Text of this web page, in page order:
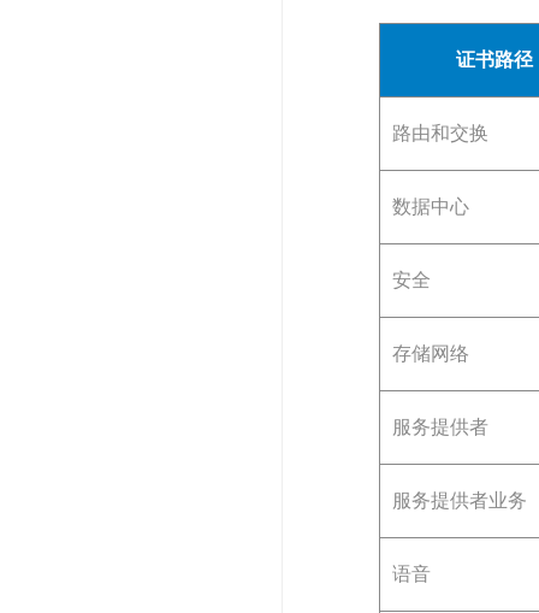
证书路径
路由和交换
数据中心
安全
存储网络
服务提供者
服务提供者业务
语音